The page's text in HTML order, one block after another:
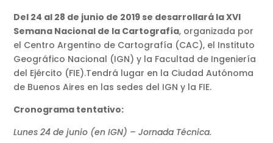
Del 24 al 28 de junio de 2019 se desarrollará la XVI
Semana Nacional de la Cartografía, organizada por
el Centro Argentino de Cartografía (CAC), el Instituto
Geográfico Nacional (IGN) y la Facultad de Ingeniería
del Ejército (FIE).Tendrá lugar en la Ciudad Autónoma
de Buenos Aires en las sedes del IGN y la FIE.
Cronograma tentativo:
Lunes 24 de junio (en IGN) – Jornada Técnica.